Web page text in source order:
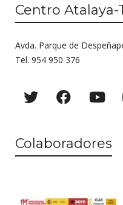
Centro Atalaya-
Avda. Parque de
Tel. 954 950 376
Colaboradores